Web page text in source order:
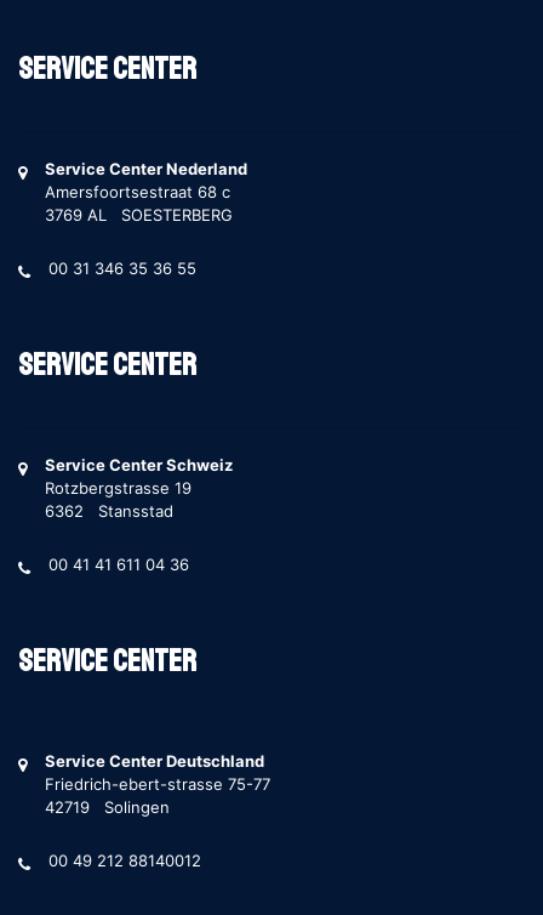
Service Center
Service Center Nederland
Amersfoortsestraat 68 c
3769 AL SOESTERBERG
00 31 346 35 36 55
Service Center
Service Center Schweiz
Rotzbergstrasse 19
6362 Stansstad
00 41 41 611 04 36
Service Center
Service Center Deutschland
Friedrich-ebert-strasse 75-77
42719 Solingen
00 49 212 88140012